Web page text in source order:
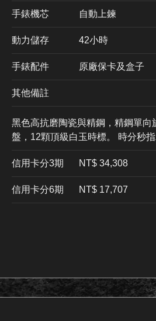
手錶機芯 ​自動上鍊
動力儲存 42小時
手錶配件 原廠保卡及盒子
其他備註
黑色高抗磨陶瓷與精鋼，精鋼單向
盤，12顆頂級白玉時標。 時分秒指
信用卡分3期 ​NT$ 34,308
信用卡分6期 NT$ 17,707